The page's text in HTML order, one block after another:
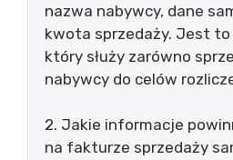
nazwa nabywcy, dane
kwota sprzedaży. Jest
który służy zarówno
nabywcy do celów
2. Jakie informacje
na fakturze sprzedaży